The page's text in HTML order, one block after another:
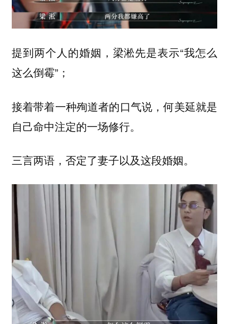
提到两个人的婚姻，梁淞先是表示“我怎么
这么倒霉”；
接着带着一种殉道者的口气说，何美延就是
自己命中注定的一场修行。
三言两语，否定了妻子以及这段婚姻。